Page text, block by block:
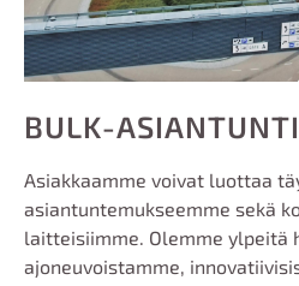
BULK-
Asiakkaamme voivat luottaa
asiantuntemukseemme sekä
laitteisiimme. Olemme ylpeitä
ajoneuvoistamme,